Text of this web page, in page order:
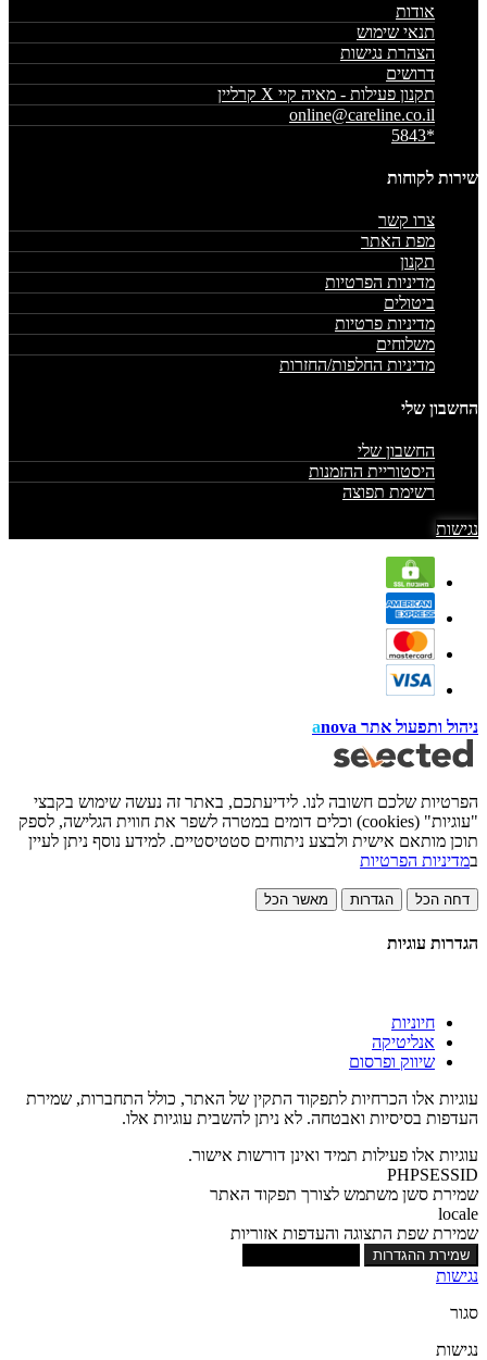
אודות
תנאי שימוש
הצהרת נגישות
דרושים
תקנון פעילות - מאיה קיי X קרליין
online@careline.co.il
*5843
שירות לקוחות
צרו קשר
מפת האתר
תקנון
מדיניות הפרטיות
ביטולים
מדיניות פרטיות
משלוחים
מדיניות החלפות/החזרות
החשבון שלי
החשבון שלי
היסטוריית ההזמנות
רשימת תפוצה
נגישות
ניהול ותפעול אתר anova
הפרטיות שלכם חשובה לנו. לידיעתכם, באתר זה נעשה שימוש בקבצי
"עוגיות" (cookies) וכלים דומים במטרה לשפר את חווית הגלישה, לספק
תוכן מותאם אישית ולבצע ניתוחים סטטיסטיים. למידע נוסף ניתן לעיין
במדיניות הפרטיות
דחה הכל הגדרות מאשר הכל
הגדרות עוגיות
חיוניות
אנליטיקה
שיווק ופרסום
עוגיות אלו הכרחיות לתפקוד התקין של האתר, כולל התחברות, שמירת
העדפות בסיסיות ואבטחה. לא ניתן להשבית עוגיות אלו.
עוגיות אלו פעילות תמיד ואינן דורשות אישור.
PHPSESSID
שמירת סשן משתמש לצורך תפקוד האתר
locale
שמירת שפת התצוגה והעדפות אזוריות
שמירת ההגדרות
נגישות
סגור
נגישות